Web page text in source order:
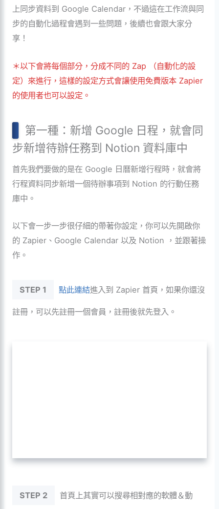
上同步資料到 Google Calendar，不過這在工作流與同
步的自動化過程會遇到一些問題，後續也會跟大家分
享！
＊以下會將每個部分，分成不同的 Zap （自動化的設
定）來進行，這樣的設定方式會讓使用免費版本 Zapier
的使用者也可以設定。
第一種：新增 Google 日程，就會同
步新增待辦任務到 Notion 資料庫中
首先我們要做的是在 Google 日曆新增行程時，就會將
行程資料同步新增一個待辦事項到 Notion 的行動任務
庫中。
以下會一步一步很仔細的帶著你設定，你可以先開啟你
的 Zapier、Google Calendar 以及 Notion ，並跟著操
作。
STEP 1 點此連結進入到 Zapier 首頁，如果你還沒
註冊，可以先註冊一個會員，註冊後就先登入。
STEP 2 首頁上其實可以搜尋相對應的軟體＆動